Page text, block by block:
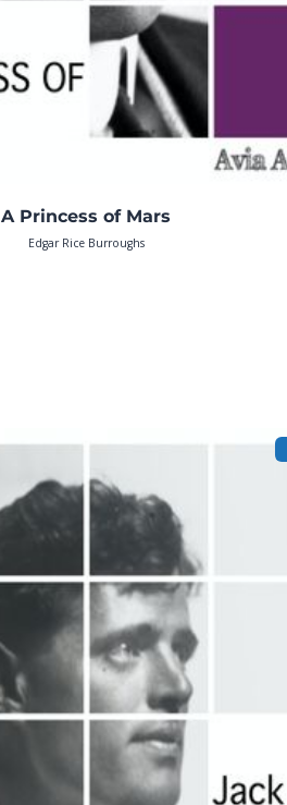
A Princess of Mars
Edgar Rice Burroughs